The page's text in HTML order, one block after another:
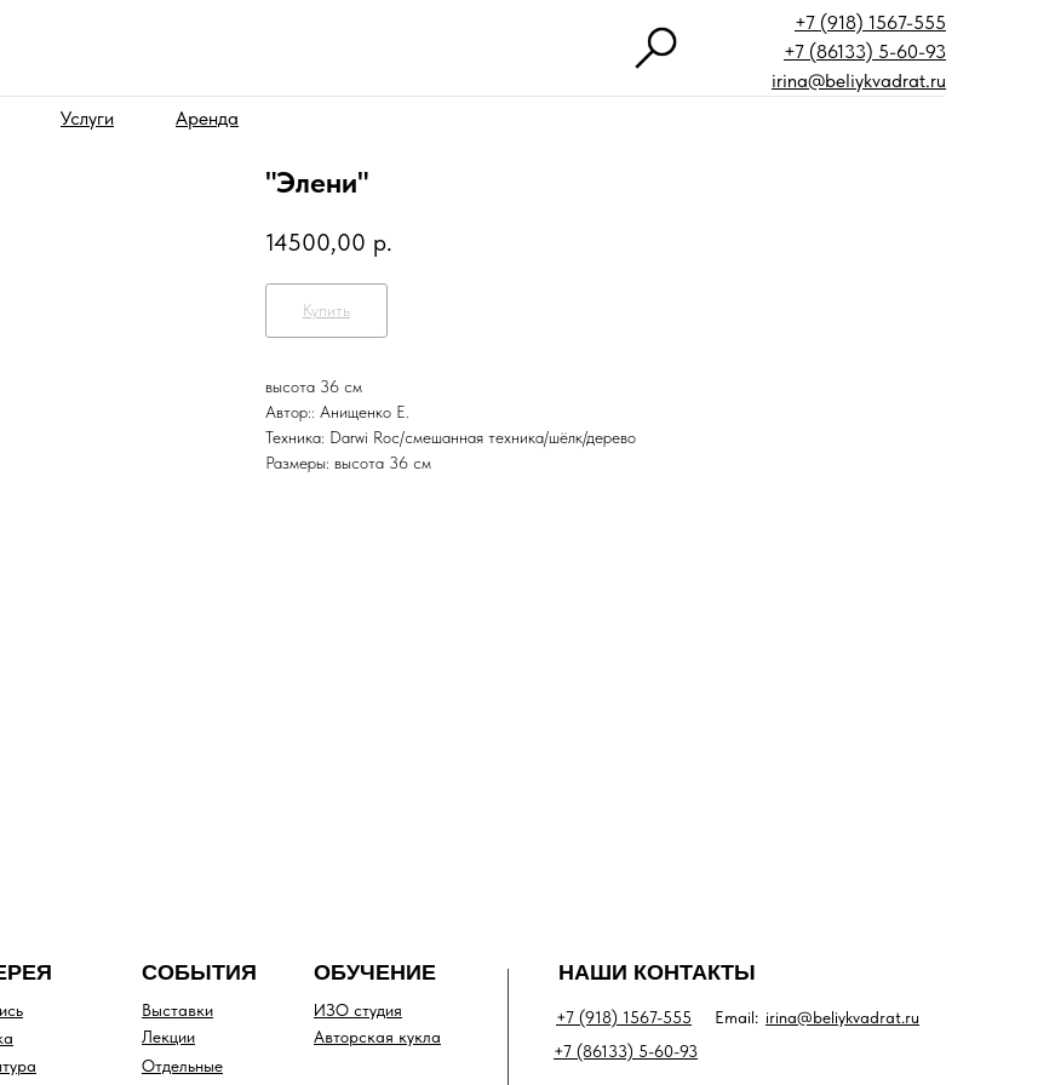
+7 (918) 1567-555
Услуги Аренда
+7 (86133) 5-60-93
irina@beliykvadrat.ru
"Элени"
14500,00 р.
Купить
высота 36 см
Автор:: Анищенко Е.
Техника: Darwi Roc/смешанная техника/шёлк/дерево
Размеры: высота 36 см
СОБЫТИЯ ОБУЧЕНИЕ
Выставки
Лекции
Отдельные
ИЗО студия
Авторская кукла
НАШИ КОНТАКТЫ
+7 (918) 1567-555
+7 (86133) 5-60-93
irina@beliykvadrat.ru
Email: